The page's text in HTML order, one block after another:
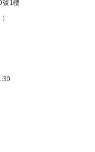
號1樓